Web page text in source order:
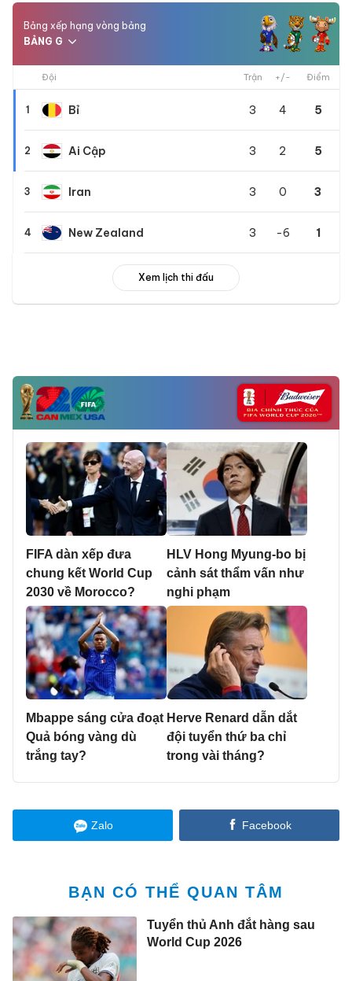
Bảng xếp hạng vòng bảng
BẢNG G
Đội Trận +/- Điểm
1 Bỉ 3 4 5
2 Ai Cập 3 2 5
3 Iran 3 0 3
4 New Zealand 3 -6 1
Xem lịch thi đấu
FIFA dàn xếp đưa
chung kết World Cup
2030 về Morocco?
HLV Hong Myung-bo bị
cảnh sát thẩm vấn như
nghi phạm
Mbappe sáng cửa đoạt
Quả bóng vàng dù
trắng tay?
Herve Renard dẫn dắt
đội tuyển thứ ba chỉ
trong vài tháng?
Zalo Facebook
BẠN CÓ THỂ QUAN TÂM
Tuyển thủ Anh đắt hàng sau
World Cup 2026